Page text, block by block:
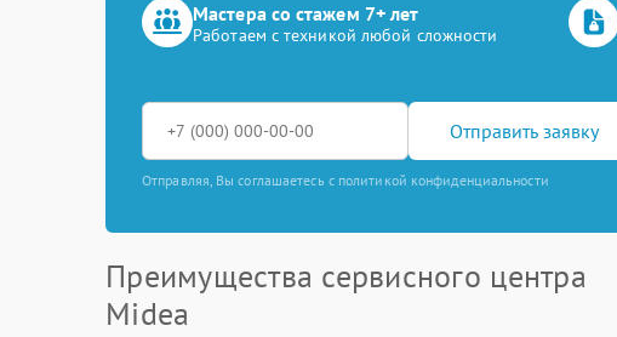
Мастера со стажем 7+ лет
Работаем с техникой любой сложности
Отправить заявку
Отправляя, Вы соглашаетесь с политикой конфиденциальности
Преимущества сервисного центра
Midea